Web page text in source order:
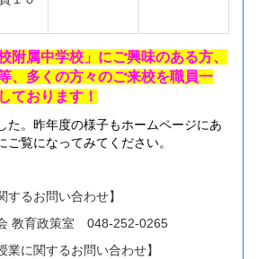
附属中学校」にご興味のある方、
、多くの方々のご来校を職員一
ております！
た。昨年度の様子もホームページにあ
ご覧になってみてください。
するお問い合わせ】
教育政策室 048‐252‐0265
業に関するお問い合わせ】